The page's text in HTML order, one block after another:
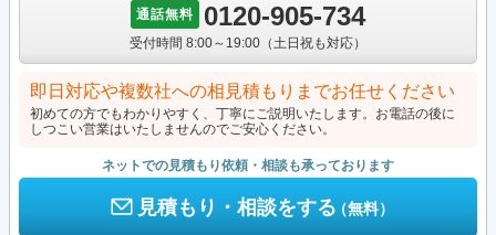
通話無料 0120-905-734
受付時間 8:00～19:00（土日祝も対応）
即日対応や複数社への相見積もりまでお任せください
初めての方でもわかりやすく、丁寧にご説明いたします。お電話の後に
しつこい営業はいたしませんのでご安心ください。
ネットでの見積もり依頼・相談も承っております
見積もり・相談をする（無料）